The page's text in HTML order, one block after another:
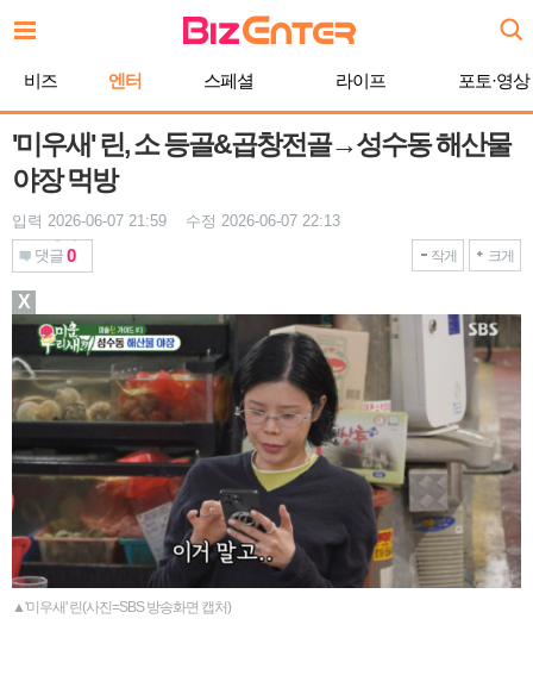
문
비즈 엔터 스페셜 라이프 포토·영상
'미우새' 린, 소 등골&곱창전골→성수동 해산물
야장 먹방
입력 2026-06-07 21:59 수정 2026-06-07 22:13
댓글 0 작게 크게
▲'미우새' 린(사진=SBS 방송화면 캡처)
X